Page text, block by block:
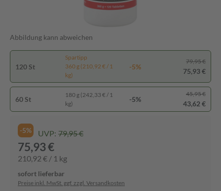
Abbildung kann abweichen
120 St
Spartipp
360 g (210,92 € / 1
kg)
-5%
79,95 €
75,93 €
60 St
180 g (242,33 € / 1
kg)
-5%
45,95 €
43,62 €
-5% UVP: 79,95 €
75,93 €
210,92 € / 1 kg
sofort lieferbar
Preise inkl. MwSt. ggf. zzgl. Versandkosten